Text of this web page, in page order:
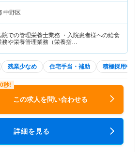
中野区
院での管理栄養士業務 ・入院患者様への給食
務や栄養管理業務（栄養指…
残業少なめ 住宅手当・補助 積極採用中
この求人を問い合わせる
詳細を見る